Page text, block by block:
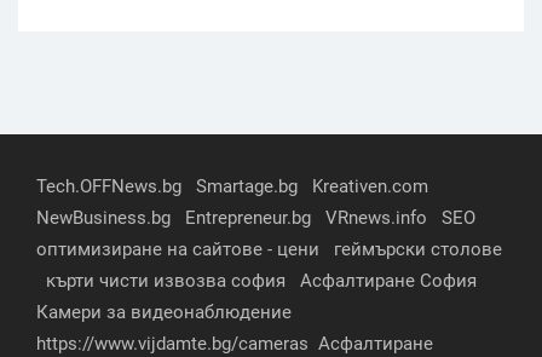
Tech.OFFNews.bg Smartage.bg
Kreativen.com
NewBusiness.bg
Entrepreneur.bg VRnews.info
SEO
оптимизиране на сайтове - цени
геймърски столове
кърти чисти извозва софия
Асфалтиране София
Камери за видеонаблюдение
https://www.vijdamte.bg/cameras Асфалтиране